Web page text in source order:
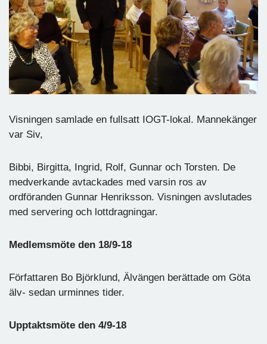
Visningen samlade en fullsatt IOGT-lokal. Mannekänger
var Siv,
Bibbi, Birgitta, Ingrid, Rolf, Gunnar och Torsten. De
medverkande avtackades med varsin ros av
ordföranden Gunnar Henriksson. Visningen avslutades
med servering och lottdragningar.
Medlemsmöte den 18/9-18
Författaren Bo Björklund, Älvängen berättade om Göta
älv- sedan urminnes tider.
Upptaktsmöte den 4/9-18